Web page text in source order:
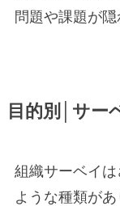
問題や課題が隠
目的別│サー
組織サーベイ
ような種類があ